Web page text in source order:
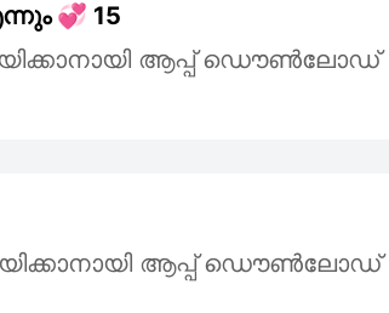
💞 15
ആപ്പ് ഡൌൺലോഡ്
ആപ്പ് ഡൌൺലോഡ്